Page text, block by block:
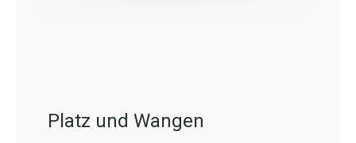
Platz und Wangen